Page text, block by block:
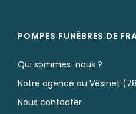
POMPES FUNÈBRES DE
Qui sommes-nous ?
Notre agence au Vésinet
Nous contacter